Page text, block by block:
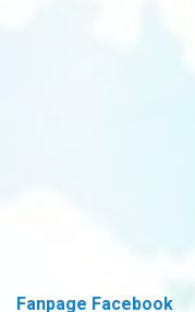
Fanpage Facebook